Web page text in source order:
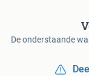
De onderstaande